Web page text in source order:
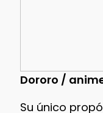
Dororo /
Su único